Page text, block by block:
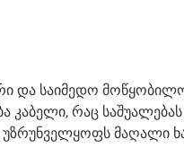
და საიმედო
კაბელი, რაც
მაღალი